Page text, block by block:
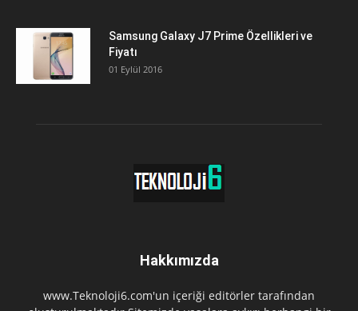
Samsung Galaxy J7 Prime Özellikleri ve
Fiyatı
01 Eylül 2016
Hakkımızda
www.Teknoloji6.com'un içeriği editörler tarafından